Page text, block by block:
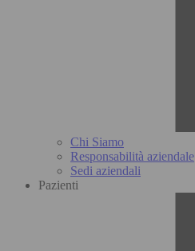
Chi Siamo
Responsabilità aziendale
Sedi aziendali
Pazienti